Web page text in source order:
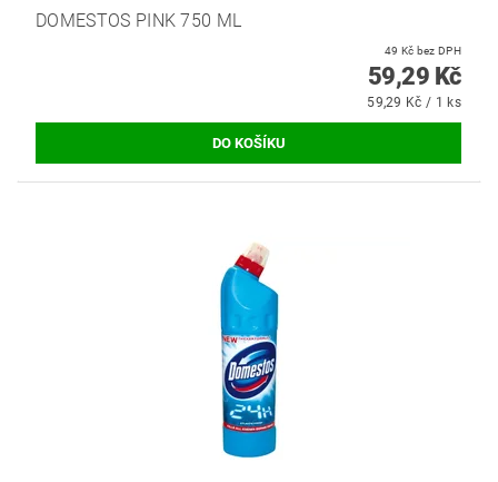
DOMESTOS PINK 750 ML
49 Kč bez DPH
59,29 Kč
59,29 Kč / 1 ks